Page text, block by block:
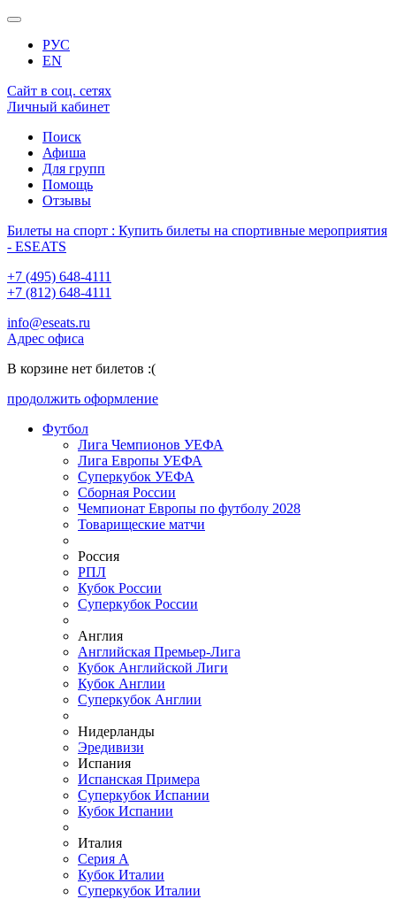
РУС
EN
Сайт в соц. сетях
Личный кабинет
Поиск
Афиша
Для групп
Помощь
Отзывы
Билеты на спорт : Купить билеты на спортивные мероприятия
- ESEATS
+7 (495) 648-4111
+7 (812) 648-4111
info@eseats.ru
Адрес офиса
В корзине нет билетов :(
продолжить оформление
Футбол
Лига Чемпионов УЕФА
Лига Европы УЕФА
Суперкубок УЕФА
Сборная России
Чемпионат Европы по футболу 2028
Товарищеские матчи
Россия
РПЛ
Кубок России
Суперкубок России
Англия
Английская Премьер-Лига
Кубок Английской Лиги
Кубок Англии
Суперкубок Англии
Нидерланды
Эредивизи
Испания
Испанская Примера
Суперкубок Испании
Кубок Испании
Италия
Серия А
Кубок Италии
Суперкубок Италии